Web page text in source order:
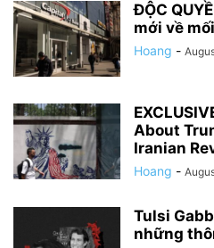
ĐỘC
mới về
Hoang -
About
Iranian
Hoang -
Tulsi
những